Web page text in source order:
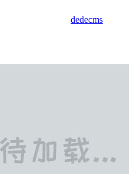
dedecms